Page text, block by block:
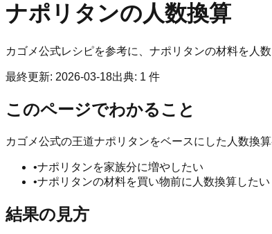
ナポリタンの人数換算
カゴメ公式レシピを参考に、ナポリタンの材料を人
最終更新: 2026-03-18出典: 1 件
このページでわかること
カゴメ公式の王道ナポリタンをベースにした人数換
•ナポリタンを家族分に増やしたい
•ナポリタンの材料を買い物前に人数換算したい
結果の見方